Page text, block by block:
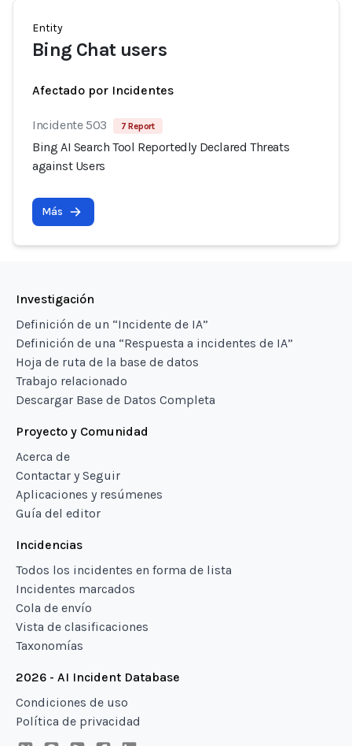
Entity
Bing Chat users
Afectado por Incidentes
Incidente 503 7 Report
Bing AI Search Tool Reportedly Declared Threats
against Users
Más
Investigación
Definición de un “Incidente de IA”
Definición de una “Respuesta a incidentes de IA”
Hoja de ruta de la base de datos
Trabajo relacionado
Descargar Base de Datos Completa
Proyecto y Comunidad
Acerca de
Contactar y Seguir
Aplicaciones y resúmenes
Guía del editor
Incidencias
Todos los incidentes en forma de lista
Incidentes marcados
Cola de envío
Vista de clasificaciones
Taxonomías
2026 - AI Incident Database
Condiciones de uso
Política de privacidad